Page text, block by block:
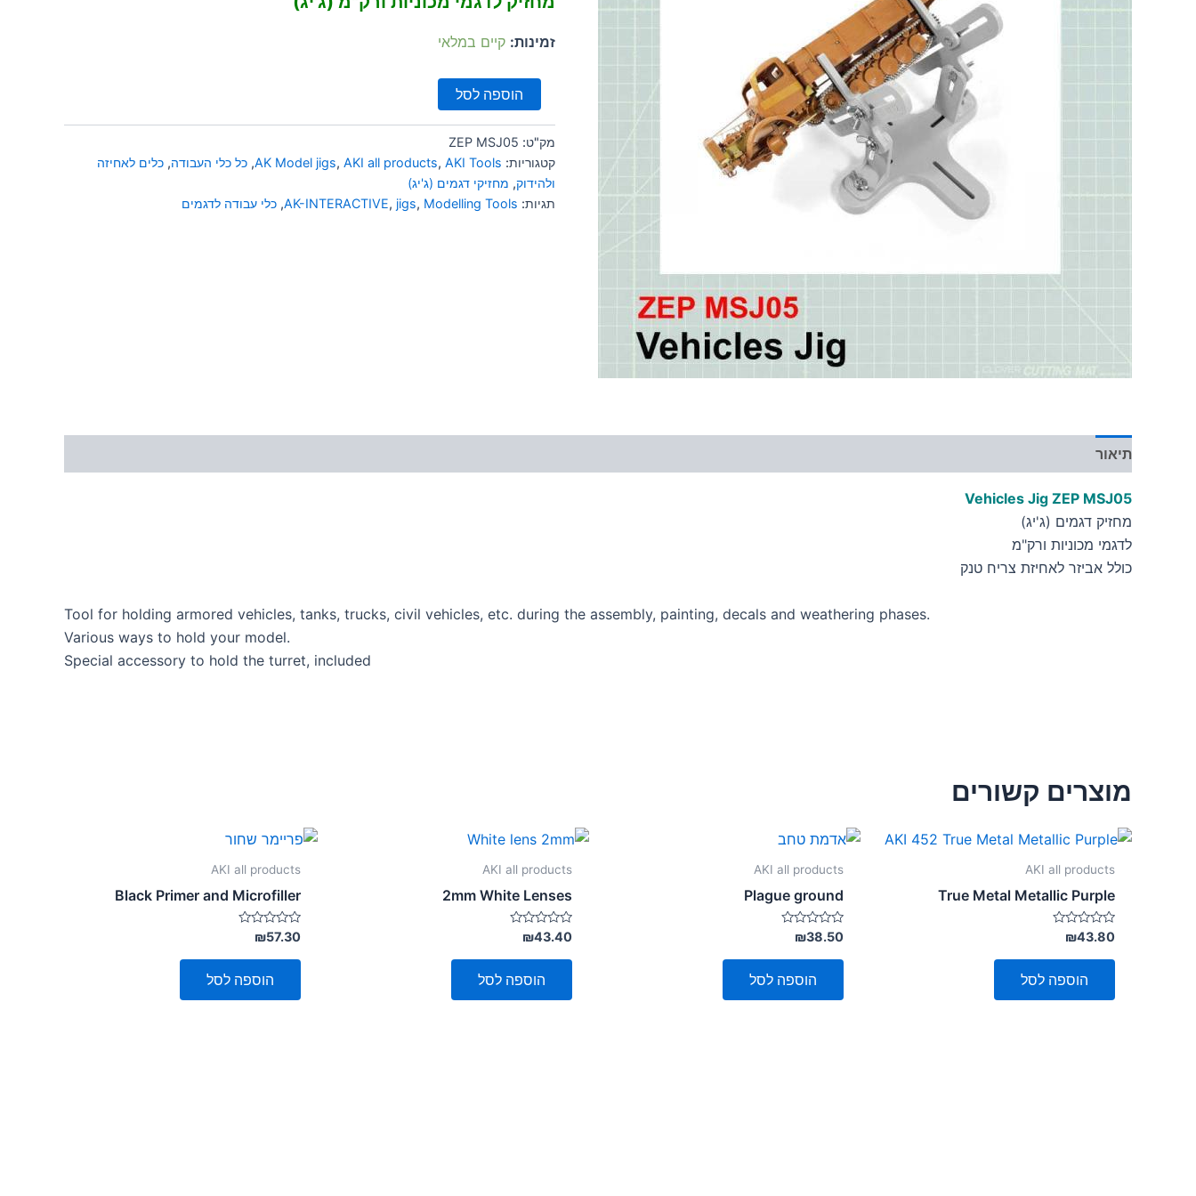
זמינות: קיים במלאי
הוספה לסל
מק"ט: ZEP MSJ05
קטגוריות:
AK Model jigs, AKI all products, AKI Tools
, כל כלי העבודה, כלים לאחיזה
ולהידוק, מחזיקי דגמים (ג'יג)
תגיות:
AK-INTERACTIVE, jigs, Modelling Tools
, כלי עבודה לדגמים
תיאור
Vehicles Jig ZEP MSJ05
מחזיק דגמים (ג'יג)
לדגמי מכוניות ורק"מ
כולל אביזר לאחיזת צריח טנק
Tool for holding armored vehicles, tanks, trucks, civil vehicles, etc. during the assembly, painting, decals and weathering phases.
Various ways to hold your model.
Special accessory to hold the turret, included
מוצרים קשורים
AKI all products
True Metal Metallic Purple
דורג
0
מתוך
₪43.80
הוספה לסל
AKI all products
Plague ground
דורג
0
מתוך
₪38.50
הוספה לסל
AKI all products
2mm White Lenses
דורג
0
מתוך
₪43.40
הוספה לסל
AKI all products
Black Primer and Microfiller
דורג
0
מתוך
₪57.30
הוספה לסל